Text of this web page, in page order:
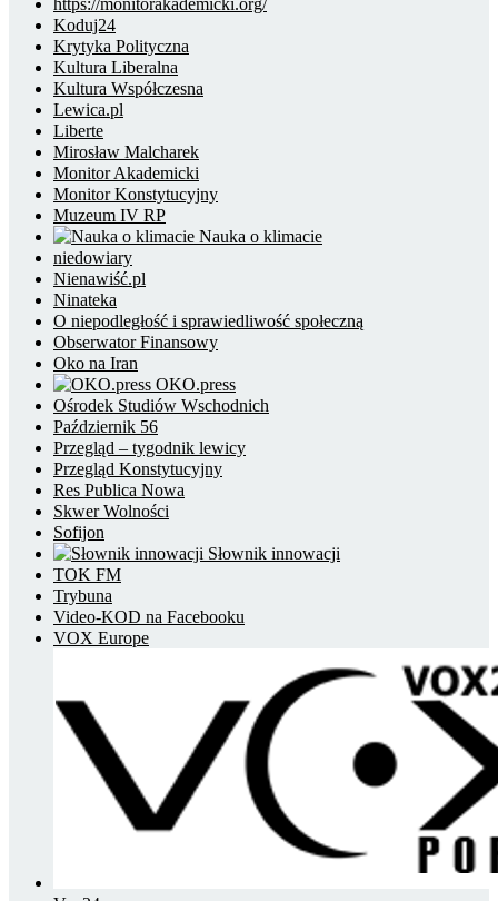
https://monitorakademicki.org/
Koduj24
Krytyka Polityczna
Kultura Liberalna
Kultura Współczesna
Lewica.pl
Liberte
Mirosław Malcharek
Monitor Akademicki
Monitor Konstytucyjny
Muzeum IV RP
Nauka o klimacie
niedowiary
Nienawiść.pl
Ninateka
O niepodległość i sprawiedliwość społeczną
Obserwator Finansowy
Oko na Iran
OKO.press
Ośrodek Studiów Wschodnich
Październik 56
Przegląd – tygodnik lewicy
Przegląd Konstytucyjny
Res Publica Nowa
Skwer Wolności
Sofijon
Słownik innowacji
TOK FM
Trybuna
Video-KOD na Facebooku
VOX Europe